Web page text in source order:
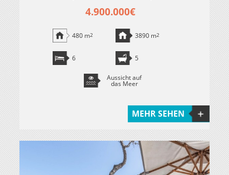
4.900.000€
480 m2 3890 m2
6 5
Aussicht auf
das Meer
MEHR SEHEN